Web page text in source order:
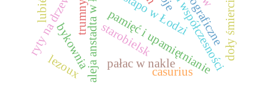
gestapo w Łodzi
aleja anstadta w Łodzipamięć i upamiętnianie
starobielsk
bykownia doły śmierci
pałac w nakle
ryty na drzewachtrumny
casurius
lezoux
lubié